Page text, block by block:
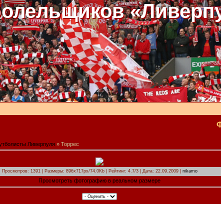
Ливерпуля » Торрес
Просмотров: 1391 | Размеры: 896x717px/74.0Kb | Рейтинг: 4.7/3 | Дата: 22.09.2009 | nikamo
Просмотреть фотографию в реальном размере